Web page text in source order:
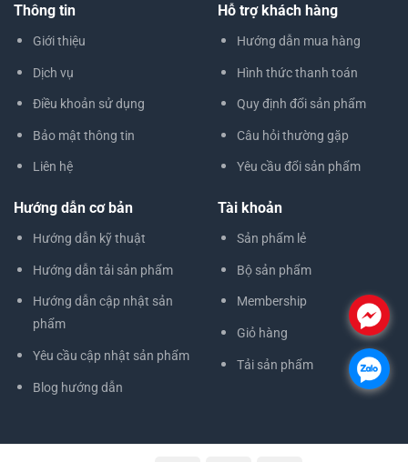
Thông tin
Giới thiệu
Dịch vụ
Điều khoản sử dụng
Bảo mật thông tin
Liên hệ
Hỗ trợ khách hàng
Hướng dẫn mua hàng
Hình thức thanh toán
Quy định đổi sản phẩm
Câu hỏi thường gặp
Yêu cầu đổi sản phẩm
Hướng dẫn cơ bản
Hướng dẫn kỹ thuật
Hướng dẫn tải sản phẩm
Hướng dẫn cập nhật sản
phẩm
Yêu cầu cập nhật sản phẩm
Blog hướng dẫn
Tài khoản
Sản phẩm lẻ
Bộ sản phẩm
Membership
Giỏ hàng
Tải sản phẩm
.
.